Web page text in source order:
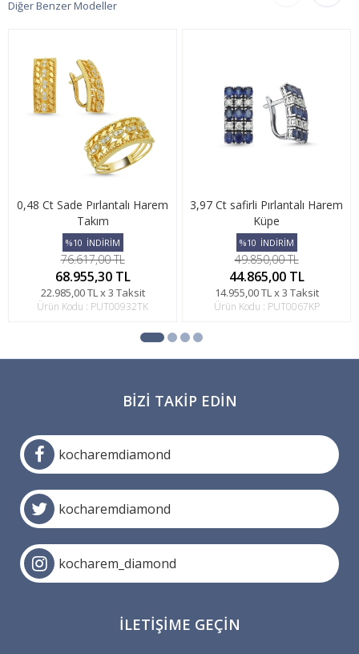
Diğer Benzer Modeller
0,48 Ct Sade Pırlantalı Harem
Takım
%10 İNDİRİM
76.617,00 TL
68.955,30 TL
22.985,00 TL x 3 Taksit
Ürün Kodu : PUT00932TK
3,97 Ct safirli Pırlantalı Harem
Küpe
%10 İNDİRİM
49.850,00 TL
44.865,00 TL
14.955,00 TL x 3 Taksit
Ürün Kodu : PUT0067KP
BIZI TAKIP EDIN
kocharemdiamond
kocharemdiamond
kocharem_diamond
İLETIŞIME GEÇIN